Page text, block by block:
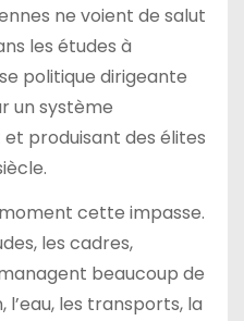
ne voient de salut
les études à
politique dirigeante
un système
produisant des élites
cette impasse.
les cadres,
beaucoup de
les transports, la